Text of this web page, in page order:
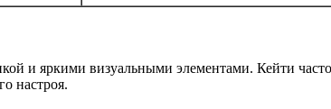
и яркими визуальными элементами. Кейти часто
настроя.